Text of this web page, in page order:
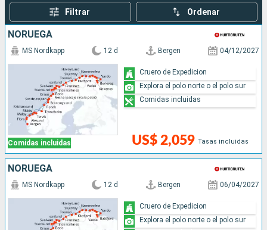
Filtrar Ordenar
NORUEGA
Comidas incluidas
MS Nordkapp 12 d Bergen 04/12/2027
US$ 2,059 Tasas incluidas
Cruero de Expedicion
Explora el polo norte o el polo sur
Comidas incluidas
NORUEGA
MS Nordkapp 12 d Bergen 06/04/2027
Cruero de Expedicion
Explora el polo norte o el polo sur